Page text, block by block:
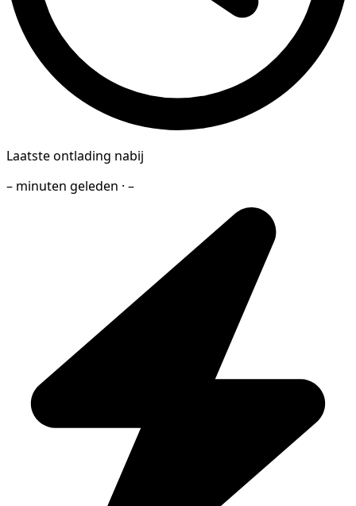
Laatste ontlading nabij
– minuten geleden · –